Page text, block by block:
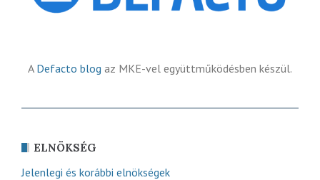
A Defacto blog az MKE-vel együttműködésben készül.
ELNÖKSÉG
Jelenlegi és korábbi elnökségek